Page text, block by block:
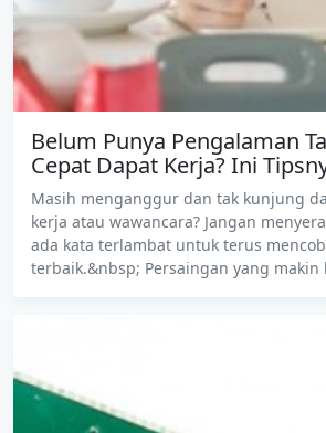
Belum Punya Pengalaman
Cepat Dapat Kerja? Ini
Masih menganggur dan tak kunjung
kerja atau wawancara? Jangan
ada kata terlambat untuk terus
terbaik.&nbsp; Persaingan yang makin